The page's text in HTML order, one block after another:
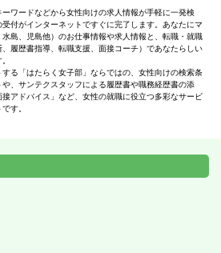
ワードなどから女性向けの求人情報が手軽に一発検
付がインターネットですぐに完了します。あなたにマ
島、児島他）のお仕事情報や求人情報と、転職・就職
履歴書指導、転職支援、面接コーチ）であなたらしい
る「はたらく女子部」ならではの、女性向けの検索条
、サンテクスタッフによる履歴書や職務経歴書の添
アドバイス」など、女性の就職に役立つ多彩なサービ
す。